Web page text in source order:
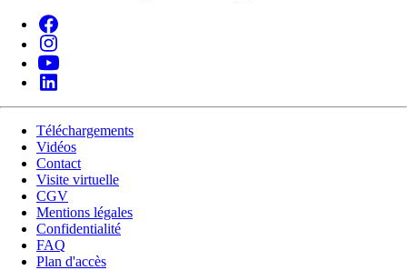
Téléchargements
Vidéos
Contact
Visite virtuelle
CGV
Mentions légales
Confidentialité
FAQ
Plan d'accès